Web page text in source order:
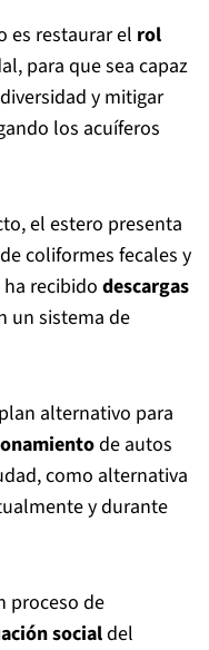
es restaurar el rol
para que sea capaz
y mitigar
los acuíferos
el estero presenta
coliformes fecales y
recibido descargas
un sistema de
alternativo para
de autos
como alternativa
y durante
proceso de
socialdel